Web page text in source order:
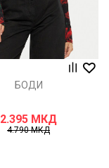
БОДИ
2.395 МКД
4.790МКД